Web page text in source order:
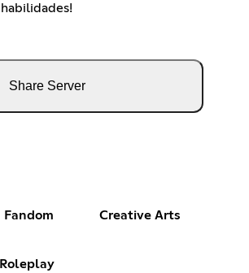
habilidades!
Share Server
Fandom Creative Arts
Roleplay